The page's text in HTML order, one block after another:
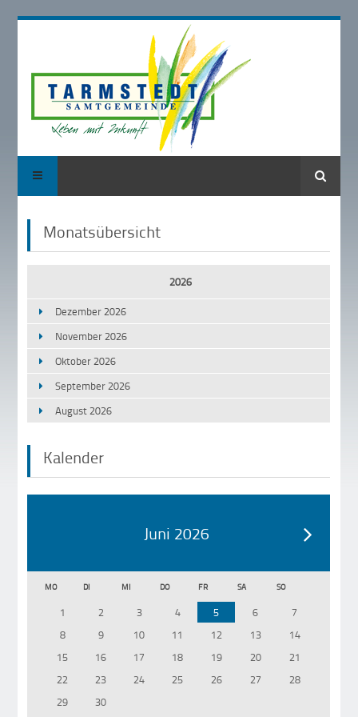
Suche
Monatsübersicht
2026
Dezember 2026
November 2026
Oktober 2026
September 2026
August 2026
Kalender
Juni 2026
MO DI MI DO FR SA SO
1 2 3 4 5 6
7
8
9 10 11 12 13
14
15
16 17 18 19 20
21
22
23 24 25 26 27
28
29
30